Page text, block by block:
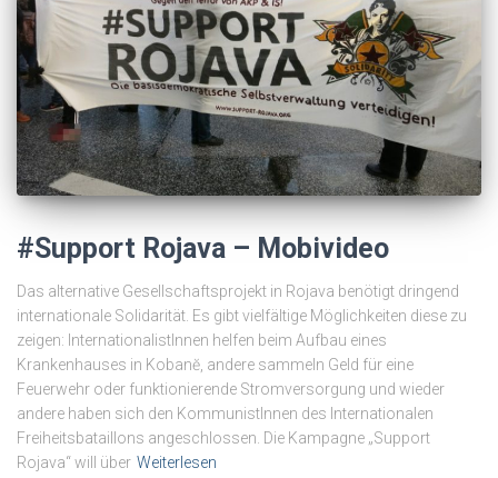
#Support Rojava – Mobivideo
Das alternative Gesellschaftsprojekt in Rojava benötigt dringend
internationale Solidarität. Es gibt vielfältige Möglichkeiten diese zu
zeigen: InternationalistInnen helfen beim Aufbau eines
Krankenhauses in Kobanĕ, andere sammeln Geld für eine
Feuerwehr oder funktionierende Stromversorgung und wieder
andere haben sich den KommunistInnen des Internationalen
Freiheitsbataillons angeschlossen. Die Kampagne „Support
Rojava“ will über Weiterlesen